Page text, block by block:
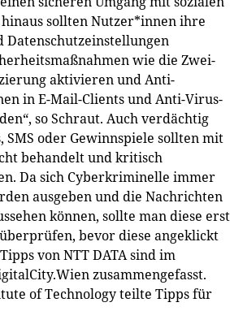
sollten Nutzer*innen ihre
Datenschutzeinstellungen
wie die Zwei-
aktivieren und Anti-
in E-Mail-Clients und Anti-Virus-
so Schraut. Auch verdächtig
SMS oder Gewinnspiele sollten mit
behandelt und kritisch
Da sich Cyberkriminelle immer
ausgeben und die Nachrichten
können, sollte man diese erst
bevor diese angeklickt
von NTT DATA sind im
zusammengefasst.
of Technology teilte Tipps für